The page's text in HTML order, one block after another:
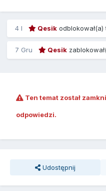
4 l Qesik
7 Gru Qesik
Ten temat został
odpowiedzi.
Udostępnij